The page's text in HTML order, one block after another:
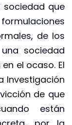
sociedad que
de los
sociedad
el ocaso. El
Investigación
de que
están